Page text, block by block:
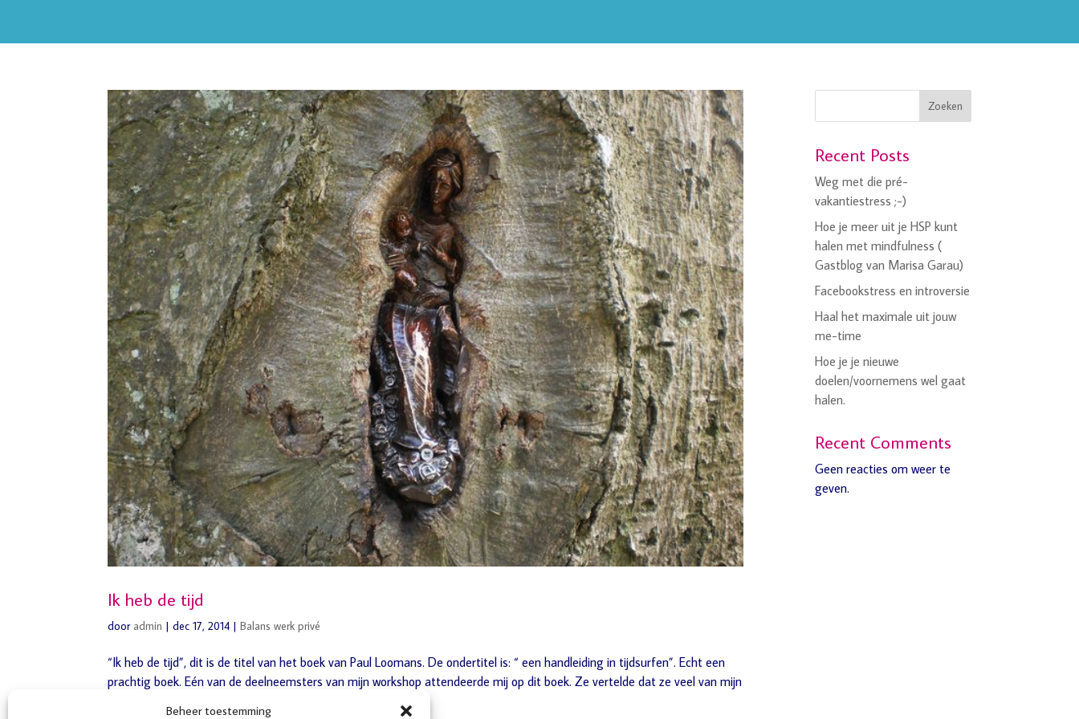
Beheer toestemming
Ik heb de tijd
door admin |dec 17, 2014 |Balans werk privé
“Ik heb de tijd”, dit is de titel van het boek van Paul Loomans. De ondertitel is: “ een handleiding in tijdsurfen”. Echt een
prachtig boek. Eén van de deelneemsters van mijn workshop attendeerde mij op dit boek. Ze vertelde dat ze veel van mijn
Zoeken
Recent Posts
Weg met die pré-
vakantiestress ;-)
Hoe je meer uit je HSP kunt
halen met mindfulness (
Gastblog van Marisa Garau)
Facebookstress en introversie
Haal het maximale uit jouw
me-time
Hoe je je nieuwe
doelen/voornemens wel gaat
halen.
Recent Comments
Geen reacties om weer te
geven.